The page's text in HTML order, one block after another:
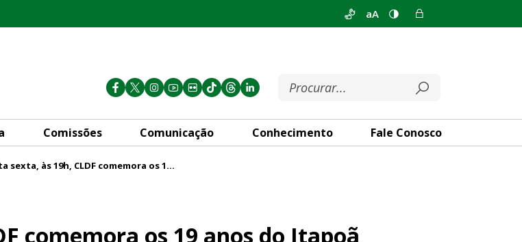
aA
Comissões Comunicação Conhecimento Fale Conosco
Nesta sexta, às 19h, CLDF comemora os 19 anos do Itapoã
comemora os 19 anos do Itapoã